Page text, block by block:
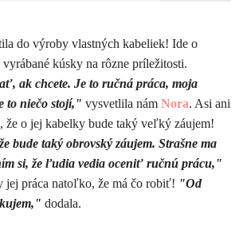
do výroby vlastných kabeliek! Ide o
vyrábané kúsky na rôzne príležitosti.
ak chcete. Je to ručná práca, moja
to niečo stojí," vysvetlila nám Nora. Asi ani
že o jej kabelky bude taký veľký záujem!
bude taký obrovský záujem. Strašne ma
si, že ľudia vedia oceniť ručnú prácu,"
jej práca natoľko, že má čo robiť! "Od
dodala.